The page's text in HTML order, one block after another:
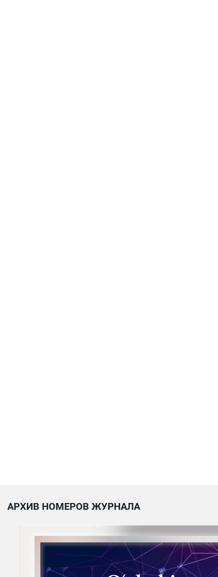
АРХИВ НОМЕРОВ ЖУРНАЛА